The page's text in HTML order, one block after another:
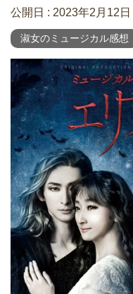
公開日 : 2023年2月12日
淑女のミュージカル感想